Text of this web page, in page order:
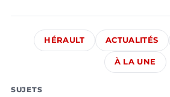
HÉRAULT ACTUALITÉS
À LA UNE
SUJETS